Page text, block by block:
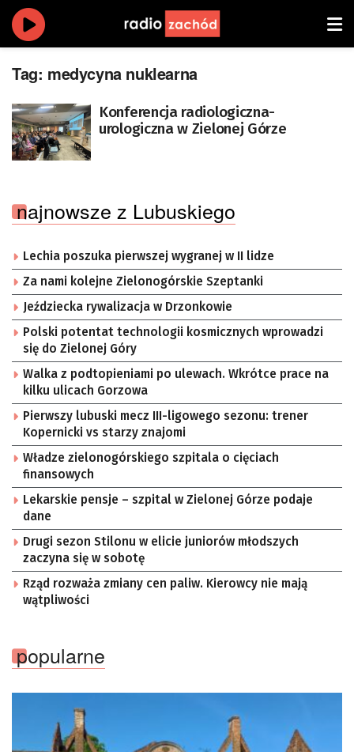
Tag: medycyna nuklearna
Konferencja radiologiczna-
urologiczna w Zielonej Górze
najnowsze z Lubuskiego
Lechia poszuka pierwszej wygranej w II lidze
Za nami kolejne Zielonogórskie Szeptanki
Jeździecka rywalizacja w Drzonkowie
Polski potentat technologii kosmicznych wprowadzi
się do Zielonej Góry
Walka z podtopieniami po ulewach. Wkrótce prace na
kilku ulicach Gorzowa
Pierwszy lubuski mecz III-ligowego sezonu: trener
Kopernicki vs starzy znajomi
Władze zielonogórskiego szpitala o cięciach
finansowych
Lekarskie pensje – szpital w Zielonej Górze podaje
dane
Drugi sezon Stilonu w elicie juniorów młodszych
zaczyna się w sobotę
Rząd rozważa zmiany cen paliw. Kierowcy nie mają
wątpliwości
popularne